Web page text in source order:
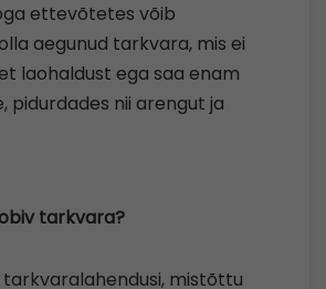
ettevõtetes võib
aegunud tarkvara, mis ei
laohaldust ega saa enam
pidurdades nii arengut ja
tarkvara?
tarkvaralahendusi, mistõttu